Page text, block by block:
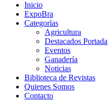
Inicio
ExpoBra
Categorías
Agricultura
Destacados Portada
Eventos
Ganadería
Noticias
Biblioteca de Revistas
Quienes Somos
Contacto